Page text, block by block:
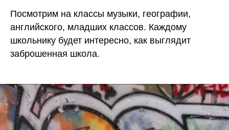
Посмотрим на классы музыки, географии,
английского, младших классов. Каждому
школьнику будет интересно, как выглядит
заброшенная школа.